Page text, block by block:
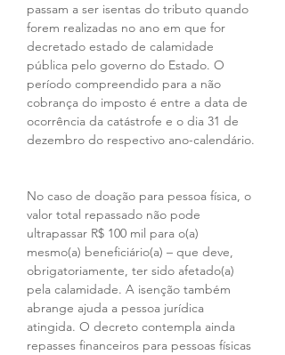
passam a ser isentas do tributo quando
forem realizadas no ano em que for
decretado estado de calamidade
pública pelo governo do Estado. O
período compreendido para a não
cobrança do imposto é entre a data de
ocorrência da catástrofe e o dia 31 de
dezembro do respectivo ano-calendário.
No caso de doação para pessoa física, o
valor total repassado não pode
ultrapassar R$ 100 mil para o(a)
mesmo(a) beneficiário(a) – que deve,
obrigatoriamente, ter sido afetado(a)
pela calamidade. A isenção também
abrange ajuda a pessoa jurídica
atingida. O decreto contempla ainda
repasses financeiros para pessoas físicas